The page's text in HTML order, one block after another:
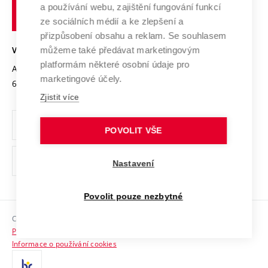
Transfer znalostí
Open Science
Projekty
Projekty ze strukturálních fondů
Specifický výzkum
Mezinárodní dohody
Univerzitní sítě
Podnikavá univerzita / ContriBUTe
Bezpečná univerzita
Vyznamenání
Organizační struktura
Ochrana osobních údajů
odkaz)
Sociální bezpečí
HR Award
technické
VYSOKÉ UČENÍ TECHNICKÉ V BRNĚ
Antonínská 548/1
602 00 Brno
www.vut.cz
vut@vutbr.cz
Copyright © 2026 VUT
Prohlášení o přístupnosti
Informace o používání cookies
a používání webu, zajištění fungování funkcí
ze sociálních médií a ke zlepšení a
přizpůsobení obsahu a reklam. Se souhlasem
můžeme také předávat marketingovým
platformám některé osobní údaje pro
marketingové účely.
Zjistit více
POVOLIT VŠE
Nastavení
Povolit pouze nezbytné